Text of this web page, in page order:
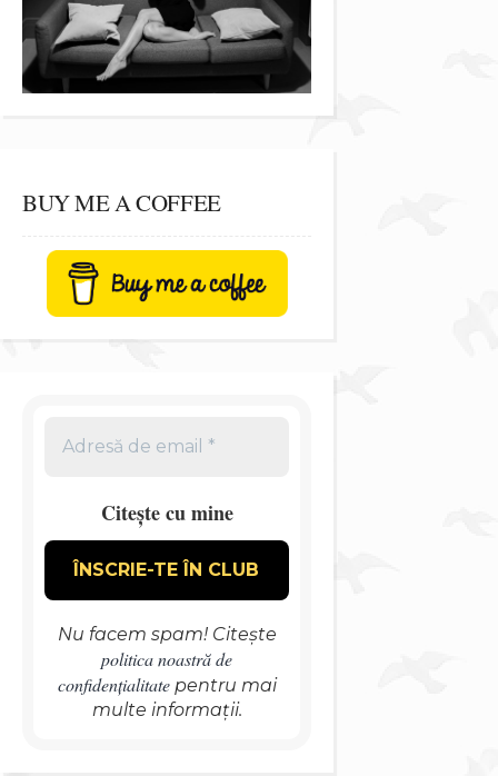
BUY ME A COFFEE
Citește cu mine
Nu facem spam! Citește
politica noastră de
confidențialitatepentru mai
multe informații.